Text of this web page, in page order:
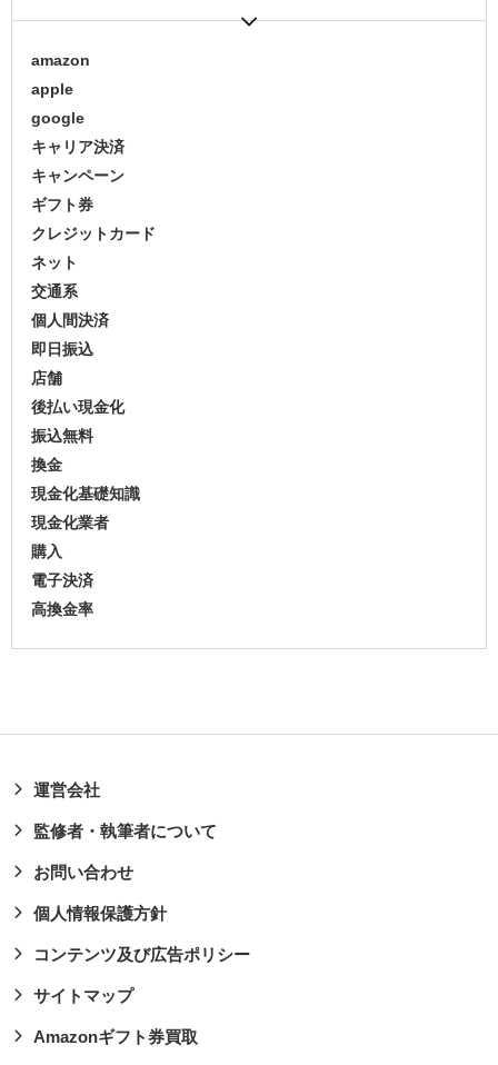
amazon
apple
google
キャリア決済
キャンペーン
ギフト券
クレジットカード
ネット
交通系
個人間決済
即日振込
店舗
後払い現金化
振込無料
換金
現金化基礎知識
現金化業者
購入
電子決済
高換金率
運営会社
監修者・執筆者について
お問い合わせ
個人情報保護方針
コンテンツ及び広告ポリシー
サイトマップ
Amazonギフト券買取